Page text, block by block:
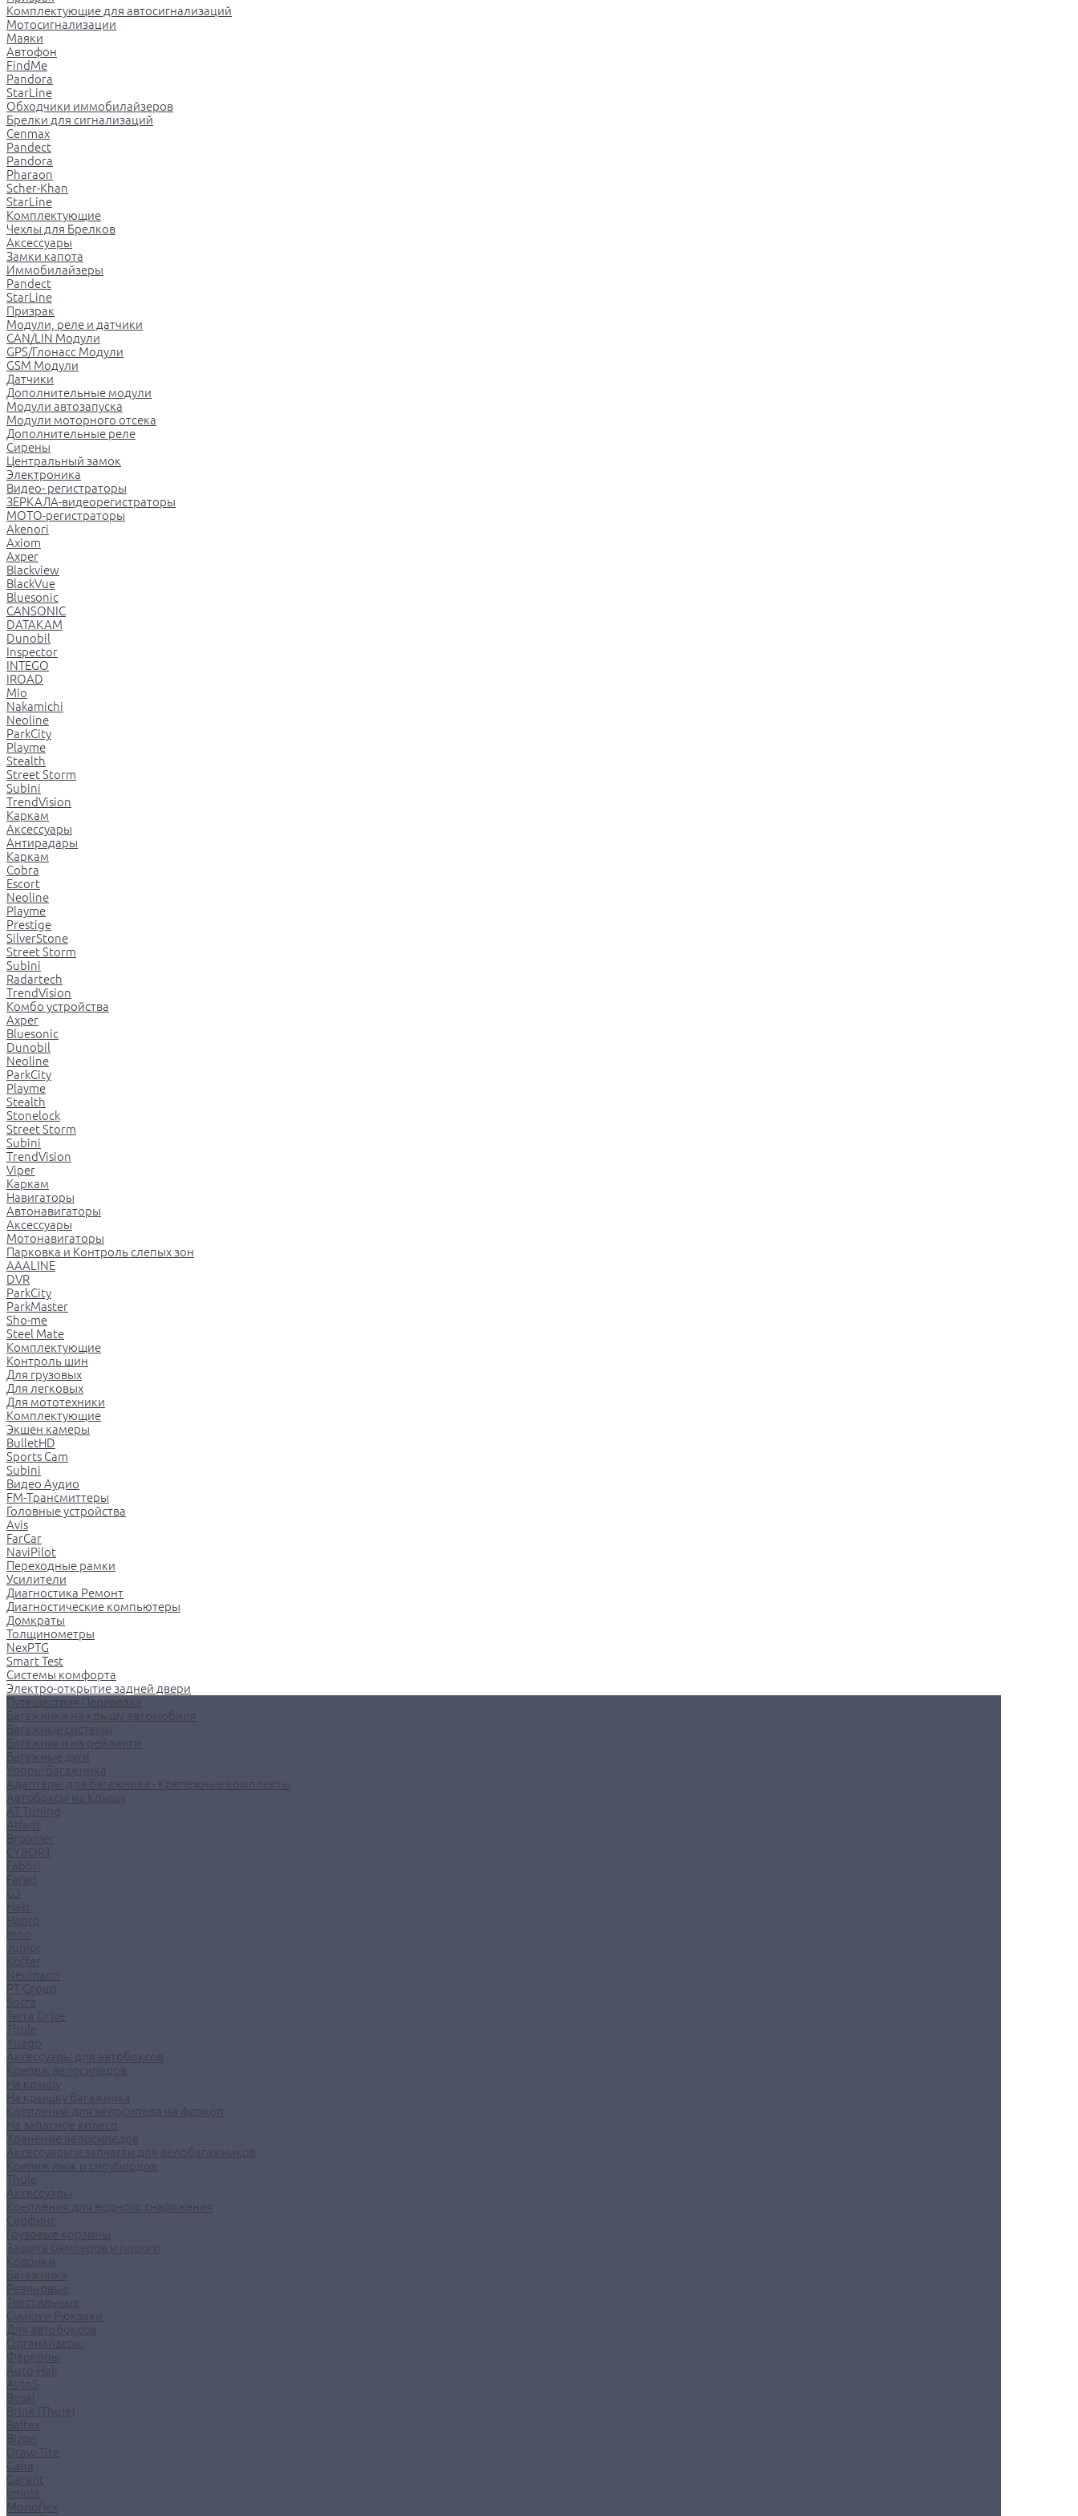
Комплектующие для автосигнализаций
Мотосигнализации
Маяки
Автофон
FindMe
Pandora
StarLine
Обходчики иммобилайзеров
Брелки для сигнализаций
Cenmax
Pandect
Pandora
Pharaon
Scher-Khan
StarLine
Комплектующие
Чехлы для Брелков
Аксессуары
Замки капота
Иммобилайзеры
Pandect
StarLine
Призрак
Модули, реле и датчики
CAN/LIN Модули
GPS/Глонасс Модули
GSM Модули
Датчики
Дополнительные модули
Модули автозапуска
Модули моторного отсека
Дополнительные реле
Сирены
Центральный замок
Электроника
Видео- регистраторы
ЗЕРКАЛА-видеорегистраторы
МОТО-регистраторы
Akenori
Axiom
Axper
Blackview
BlackVue
Bluesonic
CANSONIC
DATAKAM
Dunobil
Inspector
INTEGO
IROAD
Mio
Nakamichi
Neoline
ParkCity
Playme
Stealth
Street Storm
Subini
TrendVision
Каркам
Аксессуары
Антирадары
Каркам
Cobra
Escort
Neoline
Playme
Prestige
SilverStone
Street Storm
Subini
Radartech
TrendVision
Комбо устройства
Axper
Bluesonic
Dunobil
Neoline
ParkCity
Playme
Stealth
Stonelock
Street Storm
Subini
TrendVision
Viper
Каркам
Навигаторы
Автонавигаторы
Аксессуары
Мотонавигаторы
Парковка и Контроль слепых зон
AAALINE
DVR
ParkCity
ParkMaster
Sho-me
Steel Mate
Комплектующие
Контроль шин
Для грузовых
Для легковых
Для мототехники
Комплектующие
Экшен камеры
BulletHD
Sports Cam
Subini
Видео Аудио
FM-Трансмиттеры
Головные устройства
Avis
FarCar
NaviPilot
Переходные рамки
Усилители
Диагностика Ремонт
Диагностические компьютеры
Домкраты
Толщинометры
NexPTG
Smart Test
Системы комфорта
Электро-открытие задней двери
Путешествия Перевозка
Багажники на крышу автомобиля
Багажные системы
Багажники на рейлинги
Багажные дуги
Упоры багажника
Адаптеры для багажника - Крепежные комплекты
Автобоксы на Крышу
AT Tuning
Atlant
Broomer
CYBORT
Fabbri
Farad
G3
Hakr
Hapro
Inno
Junior
Koffer
Neumann
PT Group
Sotra
Terra Drive
Thule
Yuago
Аксессуары для автобоксов
Крепеж велосипедов
На крышу
На крышку багажника
Крепление для велосипеда на фаркоп
На запасное колесо
Хранение велосипедов
Аксессуары и запчасти для велобагажников
Крепеж лыж и сноубордов
Thule
Аксессуары
Крепления для водного снаряжения
Серфинг
Грузовые корзины
Защита бамперов и пороги
Коврики
Багажника
Резиновые
Текстильные
Сумки и Рюкзаки
Для автобоксов
Органайзеры
Фаркопы
Auto-Hak
AvtoS
Bosal
Brink (Thule)
Baltex
Bizon
Draw-Tite
Galia
Garant
Imiola
Monoflex